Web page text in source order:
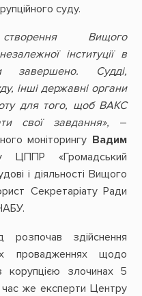
суду.
Вищого
інституції в
завершено. Судді,
інші державні органи
для того, щоб ВАКС
свої завдання», –
моніторингу Вадим
ЦППР «Громадський
і діяльності Вищого
Секретаріату Ради
розпочав здійснення
провадженнях щодо
корупцією злочинах 5
же експерти Центру